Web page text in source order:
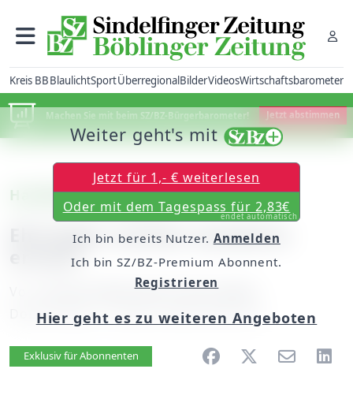
Kreis BBBlaulichtSportÜberregionalBilderVideosWirtschaftsbarometer
Machen Sie mit beim SZ/BZ-Bürgerbarometer! Jetzt abstimmen
Handball-Landesliga:
Ehningen verliert auswärts
erneut
unserem Mitarbeiter Peter Maier
Donnerstag, 17. Januar 2008, 00:00 Uhr
Artikel vorlesen
Exklusiv für Abonnenten
Weiter geht's mit
Jetzt für 1,- € weiterlesen
Oder mit dem Tagespass für 2,83€
endet automatisch
Ich bin bereits Nutzer. Anmelden
Ich bin SZ/BZ-Premium Abonnent.
Registrieren
Hier geht es zu weiteren Angeboten